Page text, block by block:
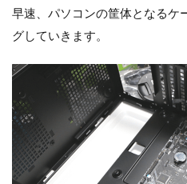
早速、パソコンの筐体となるケ
グしていきます。